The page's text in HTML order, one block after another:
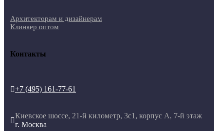
Архитекторам и дизайнерам
Клинкер оптом
Контакты
+7 (495) 161-77-61

Киевское шоссе, 21-й километр, 3с1, корпус А, 7-й этаж
г. Москва